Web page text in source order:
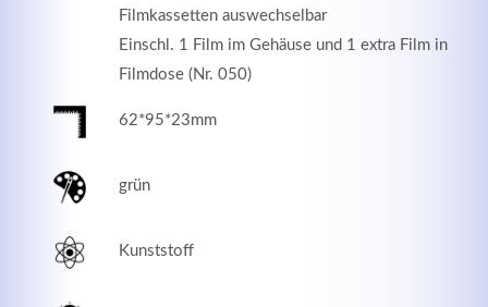
Filmkassetten auswechselbar
Einschl. 1 Film im Gehäuse und 1 extra Film in
Filmdose (Nr. 050)
62*95*23mm
grün
Kunststoff
Lorem ipsum dolor sit amet, consectetuer adipiscing
MEHR INFOS